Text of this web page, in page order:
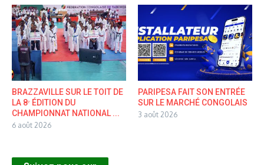
BRAZZAVILLE SUR LE TOIT DE
LA 8ᵉ ÉDITION DU
CHAMPIONNAT NATIONAL ...
6 août 2026
PARIPESA FAIT SON ENTRÉE
SUR LE MARCHÉ CONGOLAIS
3 août 2026